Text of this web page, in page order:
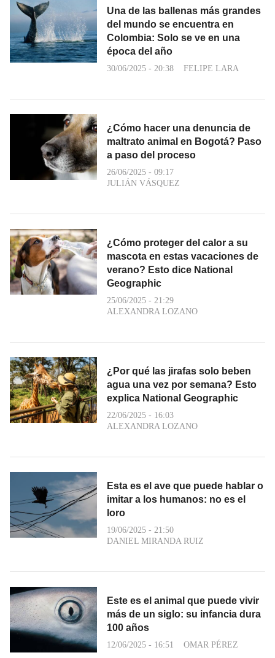
Una de las ballenas más grandes
del mundo se encuentra en
Colombia: Solo se ve en una
época del año
30/06/2025 - 20:38 FELIPE LARA
¿Cómo hacer una denuncia de
maltrato animal en Bogotá? Paso
a paso del proceso
26/06/2025 - 09:17
JULIÁN VÁSQUEZ
¿Cómo proteger del calor a su
mascota en estas vacaciones de
verano? Esto dice National
Geographic
25/06/2025 - 21:29
ALEXANDRA LOZANO
¿Por qué las jirafas solo beben
agua una vez por semana? Esto
explica National Geographic
22/06/2025 - 16:03
ALEXANDRA LOZANO
Esta es el ave que puede hablar o
imitar a los humanos: no es el
loro
19/06/2025 - 21:50
DANIEL MIRANDA RUIZ
Este es el animal que puede vivir
más de un siglo: su infancia dura
100 años
12/06/2025 - 16:51 OMAR PÉREZ